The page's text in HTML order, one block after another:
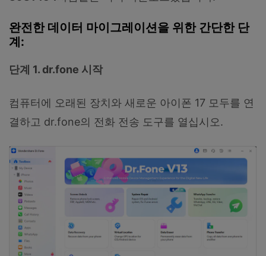
완전한 데이터 마이그레이션을 위한 간단한 단
계:
단계 1. dr.fone 시작
컴퓨터에 오래된 장치와 새로운 아이폰 17 모두를 연
결하고 dr.fone의 전화 전송 도구를 열십시오.